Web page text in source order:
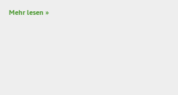
Mehr lesen »